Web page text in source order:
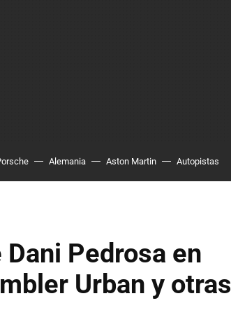
Alemania Aston Martin Autopistas
Pedrosa en
Urban y otras